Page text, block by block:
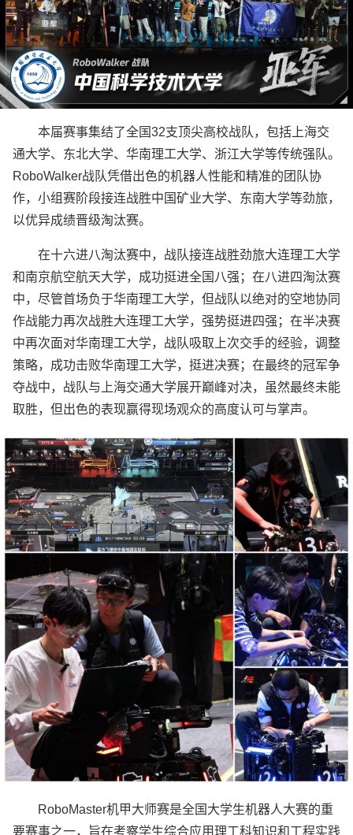
本届赛事集结了全国32支顶尖高校战队，包括上海交
通大学、东北大学、华南理工大学、浙江大学等传统强队。
RoboWalker战队凭借出色的机器人性能和精准的团队协
作，小组赛阶段接连战胜中国矿业大学、东南大学等劲旅，
以优异成绩晋级淘汰赛。
在十六进八淘汰赛中，战队接连战胜劲旅大连理工大学
和南京航空航天大学，成功挺进全国八强；在八进四淘汰赛
中，尽管首场负于华南理工大学，但战队以绝对的空地协同
作战能力再次战胜大连理工大学，强势挺进四强；在半决赛
中再次面对华南理工大学，战队吸取上次交手的经验，调整
策略，成功击败华南理工大学，挺进决赛；在最终的冠军争
夺战中，战队与上海交通大学展开巅峰对决，虽然最终未能
取胜，但出色的表现赢得现场观众的高度认可与掌声。
RoboMaster机甲大师赛是全国大学生机器人大赛的重
要赛事之一，旨在考察学生综合应用理工科知识和工程实践